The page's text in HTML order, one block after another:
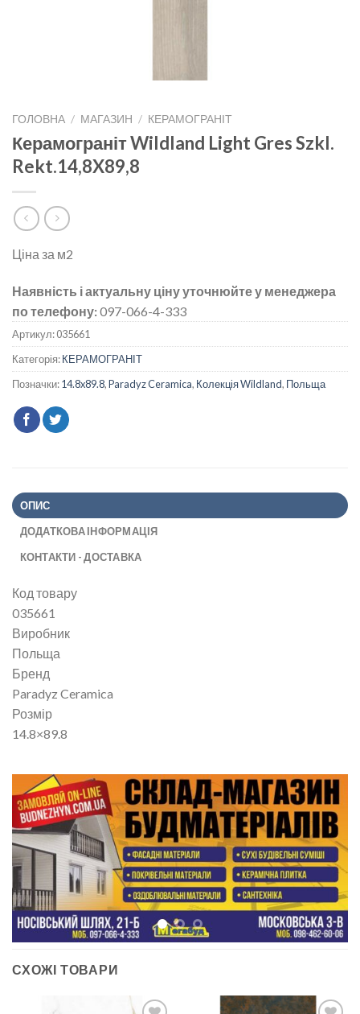
ГОЛОВНА / МАГАЗИН / КЕРАМОГРАНІТ
Керамограніт Wildland Light Gres Szkl.
Rekt.14,8X89,8
Ціна за м2
Наявність і актуальну ціну уточнюйте у менеджера
по телефону:097-066-4-333
Артикул:035661
Категорія:КЕРАМОГРАНІТ
Позначки:14.8x89.8,Paradyz Ceramica, Колекція Wildland, Польща
ОПИС
ДОДАТКОВА ІНФОРМАЦІЯ
КОНТАКТИ - ДОСТАВКА
Код товару
035661
Виробник
Польща
Бренд
Paradyz Ceramica
Розмір
14.8×89.8
СХОЖІ ТОВАРИ